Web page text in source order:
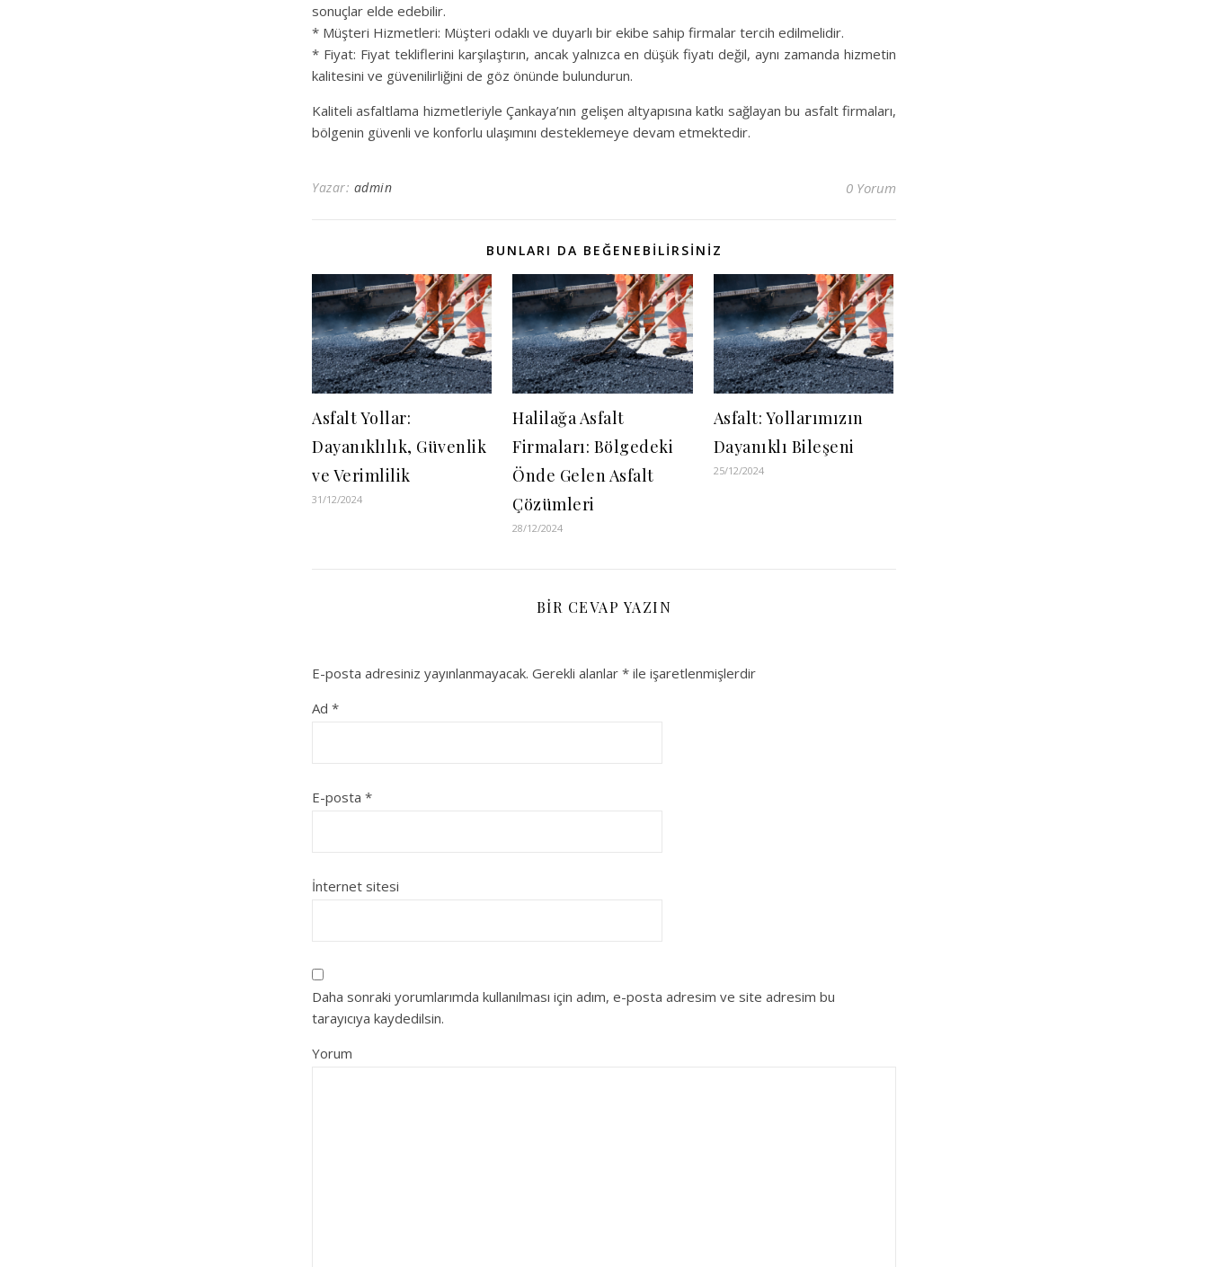
sonuçlar elde edebilir.
* Müşteri Hizmetleri: Müşteri odaklı ve duyarlı bir ekibe sahip firmalar tercih edilmelidir.
* Fiyat: Fiyat tekliflerini karşılaştırın, ancak yalnızca en düşük fiyatı değil, aynı zamanda hizmetin
kalitesini ve güvenilirliğini de göz önünde bulundurun.
Kaliteli asfaltlama hizmetleriyle Çankaya’nın gelişen altyapısına katkı sağlayan bu asfalt firmaları,
bölgenin güvenli ve konforlu ulaşımını desteklemeye devam etmektedir.
Yazar: admin 0 Yorum
BUNLARI DA BEĞENEBILIRSINIZ
Asfalt Yollar:
Dayanıklılık, Güvenlik
ve Verimlilik
31/12/2024
Halilağa Asfalt
Firmaları: Bölgedeki
Önde Gelen Asfalt
Çözümleri
28/12/2024
Asfalt: Yollarımızın
Dayanıklı Bileşeni
25/12/2024
BIR CEVAP YAZIN
E-posta adresiniz yayınlanmayacak. Gerekli alanlar * ile işaretlenmişlerdir
Ad *
E-posta *
İnternet sitesi
Daha sonraki yorumlarımda kullanılması için adım, e-posta adresim ve site adresim bu
tarayıcıya kaydedilsin.
Yorum